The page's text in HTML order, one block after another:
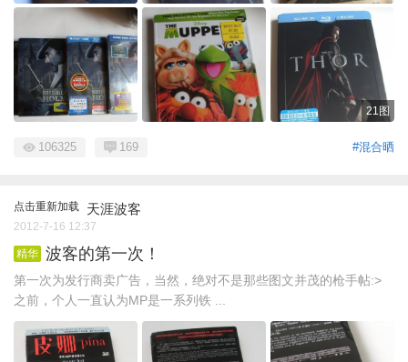
21图
#混合晒
106325 169
点击重新加载 天涯波客
2012-7-16 12:37
精华 波客的第一次！
第一次为发行商卖广告，当然，绝对不是那些图文并茂的枪手帖:>
之前，个人一直认为MP是一系列铁 ...